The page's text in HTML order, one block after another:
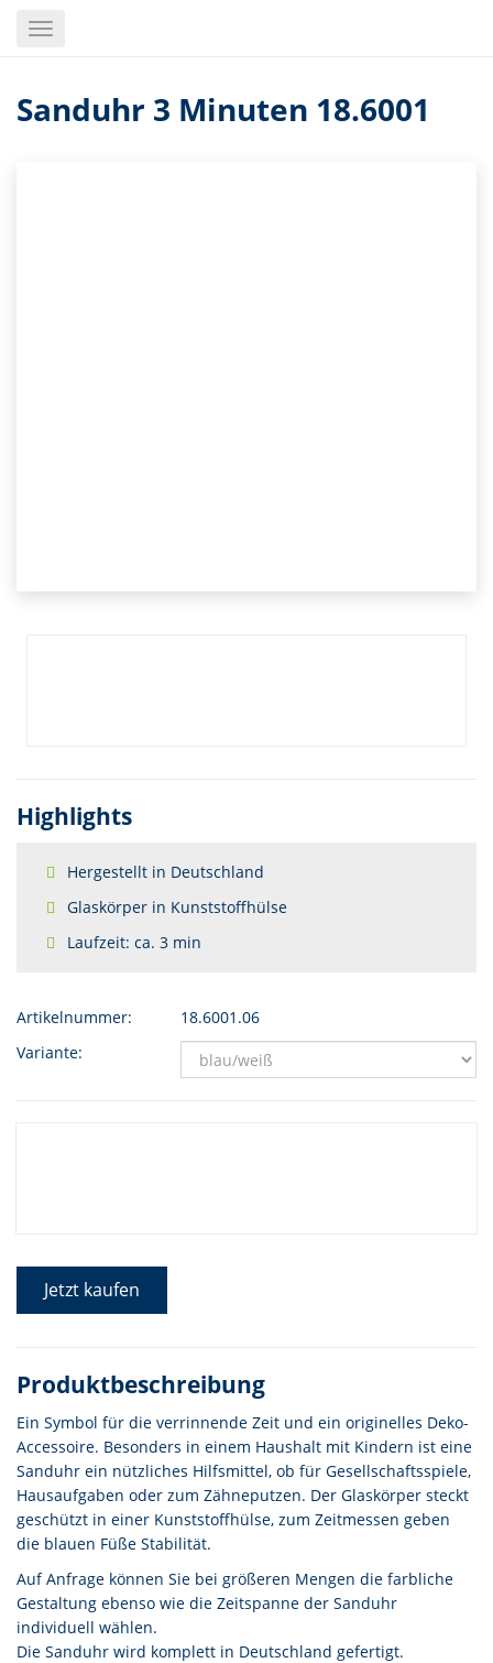
Toggle
Sanduhr 3 Minuten 18.6001
Highlights
Hergestellt in Deutschland
Glaskörper in Kunststoffhülse
Laufzeit: ca. 3 min
Artikelnummer:
18.6001.06
Variante:
Jetzt kaufen
Produktbeschreibung
Ein Symbol für die verrinnende Zeit und ein originelles Deko-
Accessoire. Besonders in einem Haushalt mit Kindern ist eine
Sanduhr ein nützliches Hilfsmittel, ob für Gesellschaftsspiele,
Hausaufgaben oder zum Zähneputzen. Der Glaskörper steckt
geschützt in einer Kunststoffhülse, zum Zeitmessen geben
die blauen Füße Stabilität.
Auf Anfrage können Sie bei größeren Mengen die farbliche
Gestaltung ebenso wie die Zeitspanne der Sanduhr
individuell wählen.
Die Sanduhr wird komplett in Deutschland gefertigt.